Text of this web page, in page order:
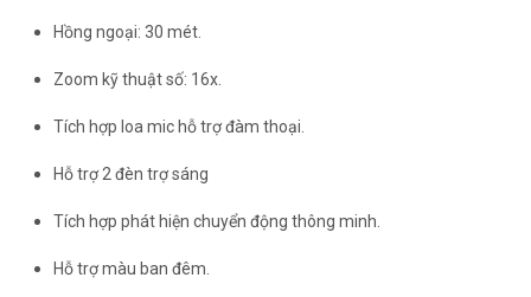
Hồng ngoại: 30 mét.
Zoom kỹ thuật số: 16x.
Tích hợp loa mic hỗ trợ đàm thoại.
Hỗ trợ 2 đèn trợ sáng
Tích hợp phát hiện chuyển động thông minh.
Hỗ trợ màu ban đêm.